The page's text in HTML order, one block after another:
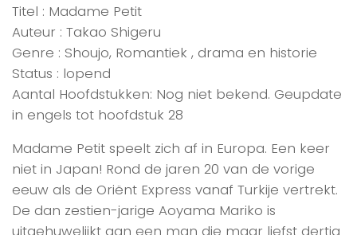
Titel : Madame Petit
Auteur : Takao Shigeru
Genre : Shoujo, Romantiek , drama en historie
Status : lopend
Aantal Hoofdstukken: Nog niet bekend. Geupdate
in engels tot hoofdstuk 28
Madame Petit speelt zich af in Europa. Een keer
niet in Japan! Rond de jaren 20 van de vorige
eeuw als de Oriënt Express vanaf Turkije vertrekt.
De dan zestien-jarige Aoyama Mariko is